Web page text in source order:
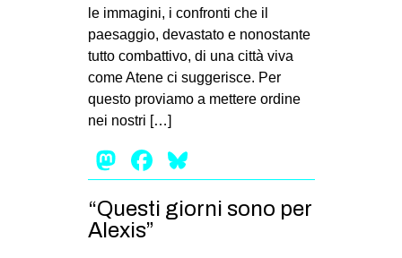
le immagini, i confronti che il
paesaggio, devastato e nonostante
tutto combattivo, di una città viva
come Atene ci suggerisce. Per
questo proviamo a mettere ordine
nei nostri […]
Mastodon
Facebook
“Questi giorni sono per
Alexis”